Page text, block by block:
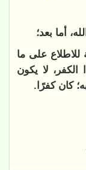
أما بعد؛
على ما
الكفر، لا يكون
كان كفرًا.